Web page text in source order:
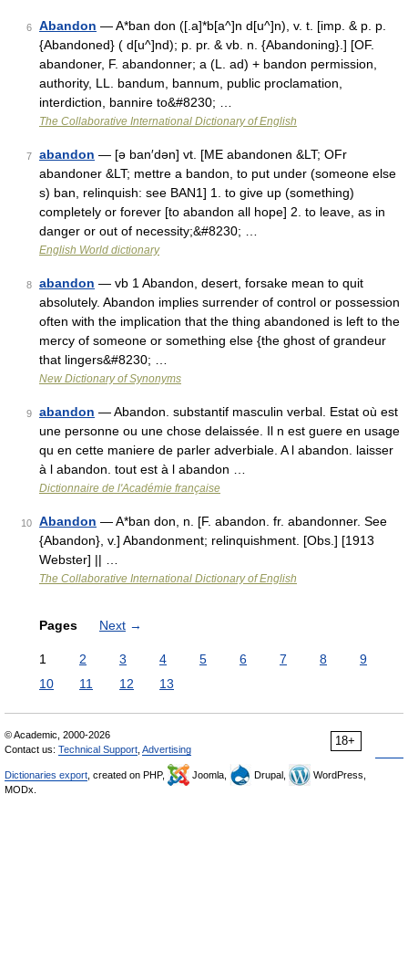
6 Abandon — A*ban don ([.a]*b[a^]n d[u^]n), v. t. [imp. & p. p.
{Abandoned} ( d[u^]nd); p. pr. & vb. n. {Abandoning}.] [OF.
abandoner, F. abandonner; a (L. ad) + bandon permission,
authority, LL. bandum, bannum, public proclamation,
interdiction, bannire to&#8230; …
The Collaborative International Dictionary of English
7 abandon — [ə ban′dən] vt. [ME abandonen &LT; OFr
abandoner &LT; mettre a bandon, to put under (someone else
s) ban, relinquish: see BAN1] 1. to give up (something)
completely or forever [to abandon all hope] 2. to leave, as in
danger or out of necessity;&#8230; …
English World dictionary
8 abandon — vb 1 Abandon, desert, forsake mean to quit
absolutely. Abandon implies surrender of control or possession
often with the implication that the thing abandoned is left to the
mercy of someone or something else {the ghost of grandeur
that lingers&#8230; …
New Dictionary of Synonyms
9 abandon — Abandon. substantif masculin verbal. Estat où est
une personne ou une chose delaissée. Il n est guere en usage
qu en cette maniere de parler adverbiale. A l abandon. laisser
à l abandon. tout est à l abandon …
Dictionnaire de l'Académie française
10 Abandon — A*ban don, n. [F. abandon. fr. abandonner. See
{Abandon}, v.] Abandonment; relinquishment. [Obs.] [1913
Webster] || …
The Collaborative International Dictionary of English
Pages Next →
1 2 3 4 5 6 7 8
9
10
11 12 13
18+
© Academic, 2000-2026
Contact us: Technical Support Advertising
Dictionaries export , created on PHP, Joomla, Drupal,
WordPress,
MODx.